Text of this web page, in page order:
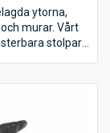
ytorna,
murar. Vårt
stolpar